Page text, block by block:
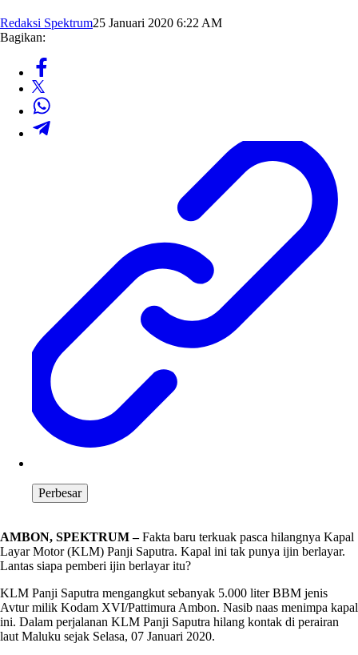
Redaksi Spektrum25 Januari 2020 6:22 AM
Bagikan:
Perbesar
AMBON, SPEKTRUM –Fakta baru terkuak pasca hilangnya Kapal
Layar Motor (KLM) Panji Saputra. Kapal ini tak punya ijin berlayar.
Lantas siapa pemberi ijin berlayar itu?
KLM Panji Saputra mengangkut sebanyak 5.000 liter BBM jenis
Avtur milik Kodam XVI/Pattimura Ambon. Nasib naas menimpa kapal
ini. Dalam perjalanan KLM Panji Saputra hilang kontak di perairan
laut Maluku sejak Selasa, 07 Januari 2020.